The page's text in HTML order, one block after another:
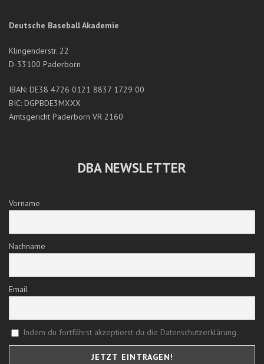
Deutsche Baseball Akademie
Klingenderstr. 22
D-33100 Paderborn
IBAN: DE38 4726 0121 8837 1729 00
BIC: DGPBDE3MXXX
Amtsgericht Paderborn VR 2160
DBA NEWSLETTER
Vorname
Nachname
Email
Indem du fortfährst akzeptierst du die Datenschutzerklärung.